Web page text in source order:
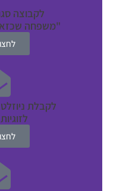
לקבוצה
"משפחה
לקבלת